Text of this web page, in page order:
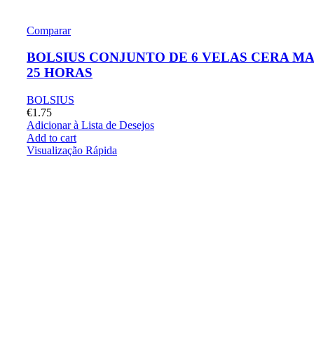
Comparar
BOLSIUS CONJUNTO DE 6 VELAS CERA
25 HORAS
BOLSIUS
€1.75
Adicionar à Lista de Desejos
Add to cart
Visualização Rápida